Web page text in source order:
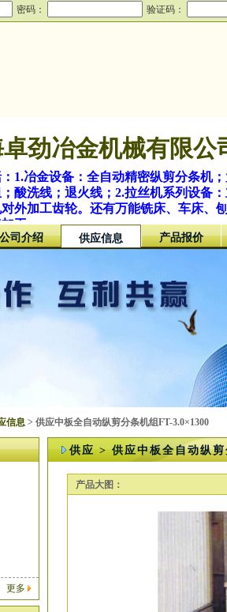
密码： 验证码：
劲冶金机械有限公
1.冶金设备：全自动精密纵剪分条机
酸洗线；退火线；2.拉丝机系列设备
外加工齿轮。还有万能铣床、车床、
工。
公司介绍 供应信息 产品报价
信息 > 供应中板全自动纵剪分条机组FT-3.0×1300
更多
供应 > 供应中板全自动纵
产品大图：